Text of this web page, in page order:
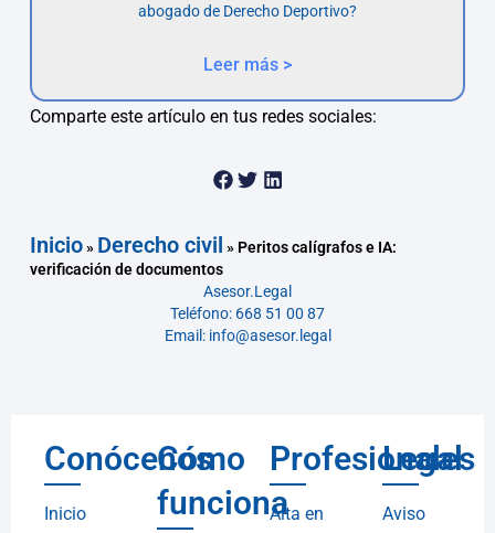
abogado de Derecho Deportivo?
Leer más >
Comparte este artículo en tus redes sociales:
Inicio» Derecho civil » Peritos calígrafos e IA:
verificación de documentos
Asesor.Legal
Teléfono: 668 51 00 87
Email: info@asesor.legal
Conócenos
Inicio
Cómo
funciona
Profesionales
Alta en
Legal
Aviso